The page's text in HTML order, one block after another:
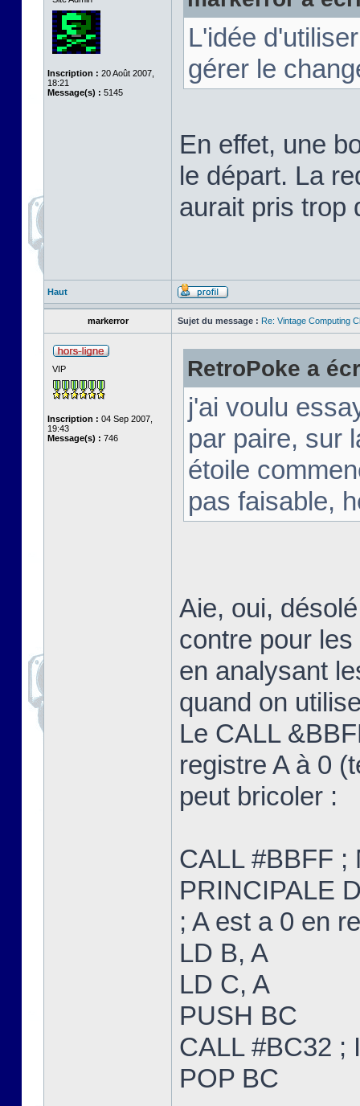
Inscription : 20 Août 2007,
18:21
Message(s) : 5145
L'idée
gérer le
En effet, une
le départ. La
aurait pris trop
Haut
markerror Sujet du message : Re: Vintage Computing
VIP
Inscription : 04 Sep 2007,
19:43
Message(s) : 746
RetroPoke a
j'ai voulu
par paire, sur
étoile
pas faisable,
Aie, oui,
contre pour
en analysant
quand on
Le CALL
registre A à 0
peut bricoler :
CALL #BBFF ;
PRINCIPALE
; A est a 0 en
LD B, A
LD C, A
PUSH BC
CALL #BC32 ;
POP BC